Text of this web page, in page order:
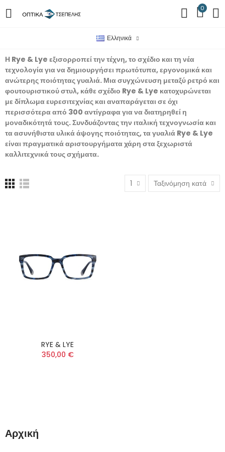
0
Ελληνικά
Η Rye & Lye εξισορροπεί την τέχνη, το σχέδιο και τη νέα
τεχνολογία για να δημιουργήσει πρωτότυπα, εργονομικά και
ανώτερης ποιότητας γυαλιά. Μια συγχώνευση μεταξύ ρετρό και
φουτουριστικού στυλ, κάθε σχέδιο Rye & Lye κατοχυρώνεται
με δίπλωμα ευρεσιτεχνίας και αναπαράγεται σε όχι
περισσότερα από 300 αντίγραφα για να διατηρηθεί η
μοναδικότητά τους. Συνδυάζοντας την ιταλική τεχνογνωσία και
τα ασυνήθιστα υλικά άψογης ποιότητας, τα γυαλιά Rye & Lye
είναι πραγματικά αριστουργήματα χάρη στα ξεχωριστά
καλλιτεχνικά τους σχήματα.
1 Ταξινόμηση κατά
RYE & LYE
350,00 €
Αρχική